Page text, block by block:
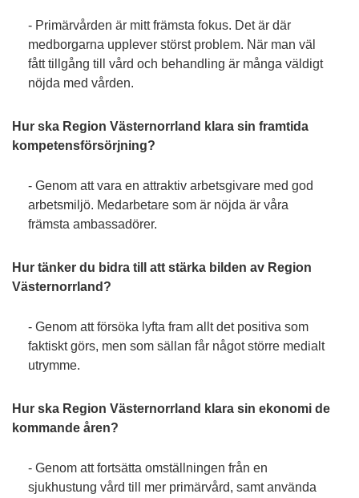
- Primärvården är mitt främsta fokus. Det är där
medborgarna upplever störst problem. När man väl
fått tillgång till vård och behandling är många väldigt
nöjda med vården.
Hur ska Region Västernorrland klara sin framtida
kompetensförsörjning?
- Genom att vara en attraktiv arbetsgivare med god
arbetsmiljö. Medarbetare som är nöjda är våra
främsta ambassadörer.
Hur tänker du bidra till att stärka bilden av Region
Västernorrland?
- Genom att försöka lyfta fram allt det positiva som
faktiskt görs, men som sällan får något större medialt
utrymme.
Hur ska Region Västernorrland klara sin ekonomi de
kommande åren?
- Genom att fortsätta omställningen från en
sjukhustung vård till mer primärvård, samt använda